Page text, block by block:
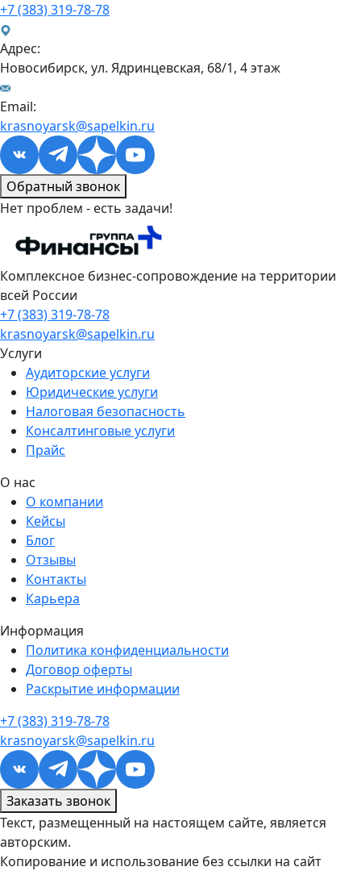
+7 (383) 319-78-78
Адрес:
Новосибирск, ул. Ядринцевская, 68/1, 4 этаж
Email:
krasnoyarsk@sapelkin.ru
Обратный звонок
Нет проблем - есть задачи!
Комплексное бизнес-сопровождение на территории
всей России
+7 (383) 319-78-78
krasnoyarsk@sapelkin.ru
Услуги
Аудиторские услуги
Юридические услуги
Налоговая безопасность
Консалтинговые услуги
Прайс
О нас
О компании
Кейсы
Блог
Отзывы
Контакты
Карьера
Информация
Политика конфиденциальности
Договор оферты
Раскрытие информации
+7 (383) 319-78-78
krasnoyarsk@sapelkin.ru
Заказать звонок
Текст, размещенный на настоящем сайте, является
авторским.
Копирование и использование без ссылки на сайт